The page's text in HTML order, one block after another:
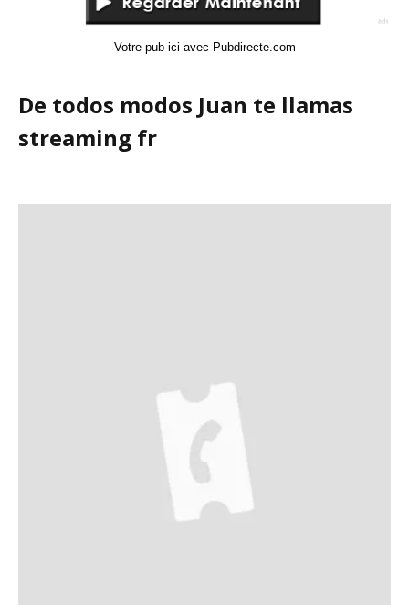
Votre pub ici avec Pubdirecte.com
De todos modos Juan te llamas
streaming fr